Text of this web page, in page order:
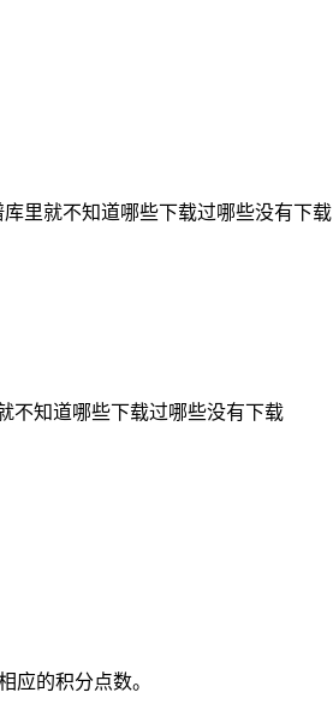
里就不知道哪些下载过哪些没有下载
不知道哪些下载过哪些没有下载
应的积分点数。